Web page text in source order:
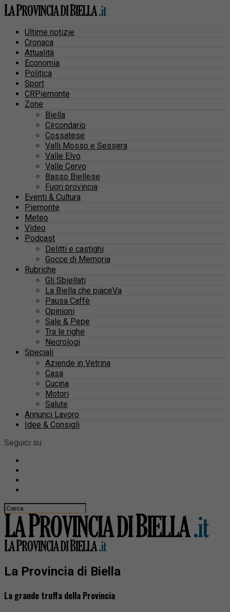
Ultime notizie
Cronaca
Attualità
Economia
Politica
Sport
CRPiemonte
Zone
Biella
Circondario
Cossatese
Valli Mosso e Sessera
Valle Elvo
Valle Cervo
Basso Biellese
Fuori provincia
Eventi & Cultura
Piemonte
Meteo
Video
Podcast
Delitti e castighi
Gocce di Memoria
Rubriche
Gli Sbiellati
La Biella che piaceVa
Pausa Caffè
Opinioni
Sale & Pepe
Tra le righe
Necrologi
Speciali
Aziende in Vetrina
Casa
Cucina
Motori
Salute
Annunci Lavoro
Idee & Consigli
Seguici su
La Provincia di Biella
La grande truffa della Provincia